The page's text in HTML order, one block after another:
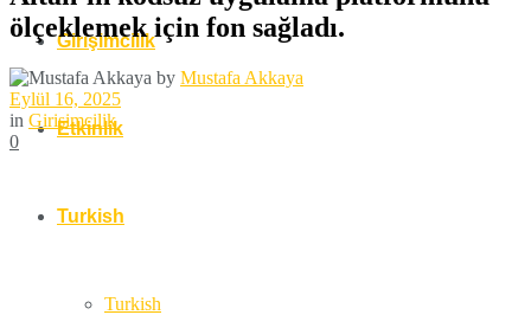
Girişimcilik
Etkinlik
Turkish
Turkish
ölçeklemek için fon sağladı.
by Mustafa Akkaya
Eylül 16, 2025
in Girişimcilik
0